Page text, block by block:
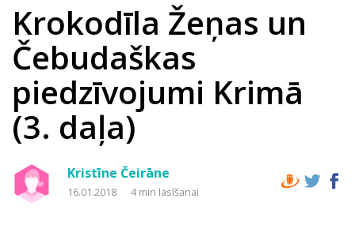
Krokodīla Žeņas un
Čebudaškas
piedzīvojumi Krimā
(3. daļa)
Kristīne Čeirāne
16.01.2018 4 min lasīšanai